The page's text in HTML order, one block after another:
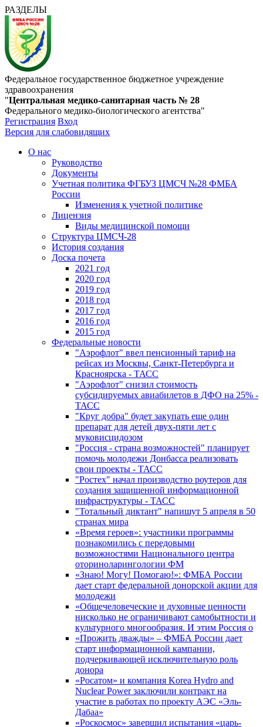
РАЗДЕЛЫ
Федеральное государственное бюджетное учреждение
здравоохранения
"Центральная медико-санитарная часть № 28
Федерального медико-биологического агентства"
Регистрация Вход
Версия для слабовидящих
О нас
Руководство
Документы
Учетная политика ФГБУЗ ЦМСЧ №28 ФМБА
России
Изменения к учетной политике
Лицензия
Виды медицинской помощи
Структура ЦМСЧ-28
История создания
Доска почета
2021 год
2020 год
2019 год
2018 год
2017 год
2016 год
2015 год
Федеральные новости
"Аэрофлот" ввел пенсионный тариф на
рейсах из Москвы, Санкт-Петербурга и
Красноярска - ТАСС
"Аэрофлот" снизил стоимость
субсидируемых авиабилетов в ДФО на 25% -
ТАСС
"Круг добра" будет закупать еще один
препарат для детей двух-пяти лет с
муковисцидозом
"Россия - страна возможностей" планирует
помочь молодежи Донбасса реализовать
свои проекты - ТАСС
"Ростех" начал производство роутеров для
создания защищенной информационной
инфраструктуры - ТАСС
"Тотальный диктант" напишут 5 апреля в 50
странах мира
«Время героев»: участники программы
познакомились с передовыми
возможностями Национального центра
оториноларингологии ФМ
«Знаю! Могу! Помогаю!»: ФМБА России
дает старт федеральной донорской акции для
молодежи
«Общечеловеческие и духовные ценности
нисколько не ограничивают самобытности и
культурного многообразия. И этим Россия о
«Прожить дважды» – ФМБА России дает
старт информационной кампании,
подчеркивающей исключительную роль
донора
«Росатом» и компания Korea Hydro and
Nuclear Power заключили контракт на
участие в работах по проекту АЭС «Эль-
Дабаа»
«Роскосмос» завершил испытания «царь-